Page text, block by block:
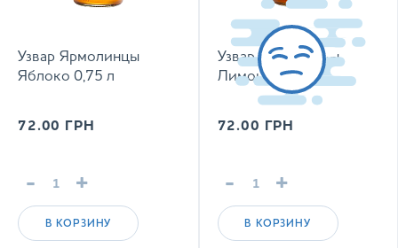
Узвар Ярмолинцы
Яблоко 0,75 л
72.00 ГРН
- +
В КОРЗИНУ
Узвар Ярмолинцы
Лимон 0,75 л
72.00 ГРН
- +
В КОРЗИНУ